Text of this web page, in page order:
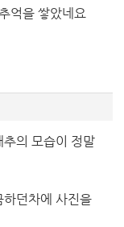
억을 쌓았네요
의 모습이 정말
던차에 사진을